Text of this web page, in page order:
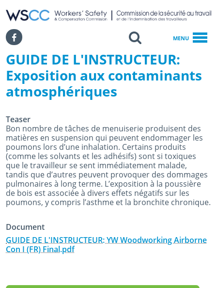
SKIP TO MAIN CONTENT
WSCC | Workers' Safety and Compensation Commission
MENU
Facebook Search
Accueil
GUIDE DE L'INSTRUCTEUR: Exposition Aux Contaminants
GUIDE DE L'INSTRUCTEUR:
Exposition aux contaminants
atmosphériques
Teaser
Bon nombre de tâches de menuiserie produisent des
matières en suspension qui peuvent endommager les
poumons lors d’une inhalation. Certains produits
(comme les solvants et les adhésifs) sont si toxiques
que le travailleur se sent immédiatement malade,
tandis que d’autres peuvent provoquer des dommages
pulmonaires à long terme. L’exposition à la poussière
de bois est associée à divers effets négatifs sur les
poumons, y compris l’asthme et la bronchite chronique.
Document
GUIDE DE L'INSTRUCTEUR: YW Woodworking Airborne
Con I (FR) Final.pdf